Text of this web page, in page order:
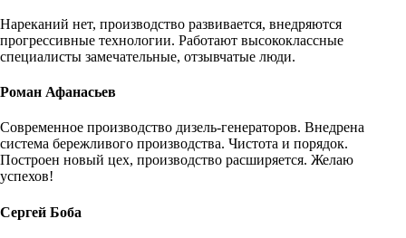
Нареканий нет, производство развивается, внедряются
прогрессивные технологии. Работают высококлассные
специалисты замечательные, отзывчатые люди.
Роман Афанасьев
Современное производство дизель-генераторов. Внедрена
система бережливого производства. Чистота и порядок.
Построен новый цех, производство расширяется. Желаю
успехов!
Сергей Боба